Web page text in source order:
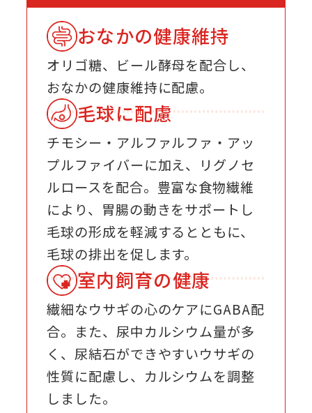
おなかの健康維持
オリゴ糖、ビール酵母を配合し、
おなかの健康維持に配慮。
毛球に配慮
チモシー・アルファルファ・アッ
プルファイバーに加え、リグノセ
ルロースを配合。豊富な食物繊維
により、胃腸の動きをサポートし
毛球の形成を軽減するとともに、
毛球の排出を促します。
室内飼育の健康
繊細なウサギの心のケアにGABA配
合。また、尿中カルシウム量が多
く、尿結石ができやすいウサギの
性質に配慮し、カルシウムを調整
しました。